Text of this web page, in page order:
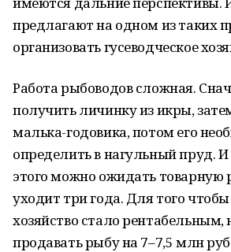
предлагают на одном из таких
организовать гусеводческое
Работа рыбоводов сложная.
получить личинку из икры,
малька-годовика, потом его
определить в нагульный пруд. И
этого можно ожидать товарную
уходит три года. Для того
хозяйство стало рентабельным,
продавать рыбу на 7–7,5 млн